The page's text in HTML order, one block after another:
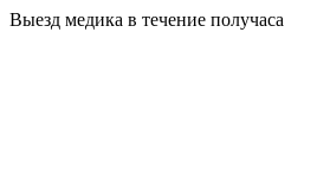
Выезд медика в течение получаса